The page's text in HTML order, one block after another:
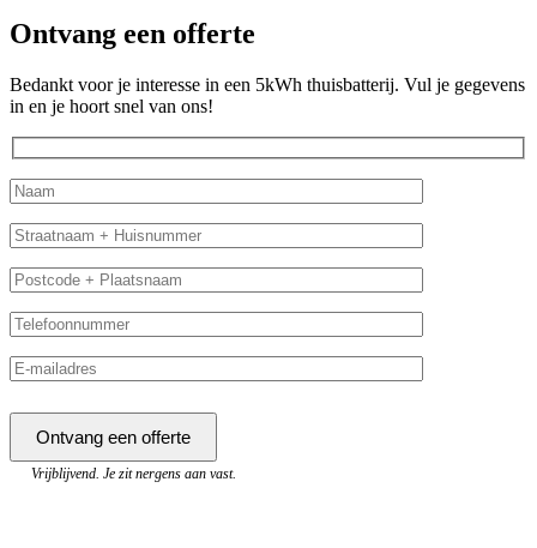
Ontvang een offerte
Bedankt voor je interesse in een 5kWh thuisbatterij. Vul je gegevens
in en je hoort snel van ons!
Vrijblijvend. Je zit nergens aan vast.